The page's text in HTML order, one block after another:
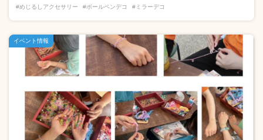
#めじるしアクセサリー #ボールペンデコ #ミラーデコ
イベント情報